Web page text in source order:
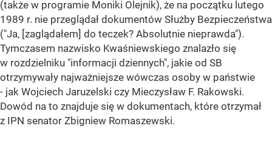
(także w programie Moniki Olejnik), że na początku lutego
1989 r. nie przeglądał dokumentów Służby Bezpieczeństwa
("Ja, [zaglądałem] do teczek? Absolutnie nieprawda").
Tymczasem nazwisko Kwaśniewskiego znalazło się
w rozdzielniku "informacji dziennych", jakie od SB
otrzymywały najważniejsze wówczas osoby w państwie
- jak Wojciech Jaruzelski czy Mieczysław F. Rakowski.
Dowód na to znajduje się w dokumentach, które otrzymał
z IPN senator Zbigniew Romaszewski.